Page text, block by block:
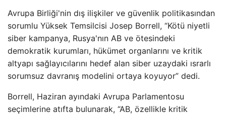
Avrupa Birliği'nin dış ilişkiler ve güvenlik politikasından
sorumlu Yüksek Temsilcisi Josep Borrell, “Kötü niyetli
siber kampanya, Rusya'nın AB ve ötesindeki
demokratik kurumları, hükümet organlarını ve kritik
altyapı sağlayıcılarını hedef alan siber uzaydaki ısrarlı
sorumsuz davranış modelini ortaya koyuyor” dedi.
Borrell, Haziran ayındaki Avrupa Parlamentosu
seçimlerine atıfta bulunarak, “AB, özellikle kritik